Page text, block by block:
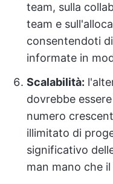
team, sulla
team e
consentendoti
informate in
Scalabilità:
dovrebbe
numero
illimitato di
significativo
man mano che